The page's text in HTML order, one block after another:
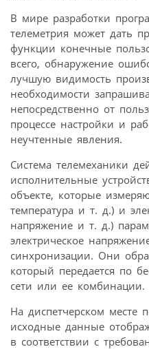
В мире разработки
телеметрия может дать
функции конечные
всего, обнаружение
лучшую видимость
необходимости
непосредственно от
процессе настройки и
неучтенные явления.
Система телемеханики
исполнительные
объекте, которые
температура и т. д.) и
напряжение и т. д.)
электрическое
синхронизации. Они
который передается по
сети или ее комбинации.
На диспетчерском месте
исходные данные
в соответствии с